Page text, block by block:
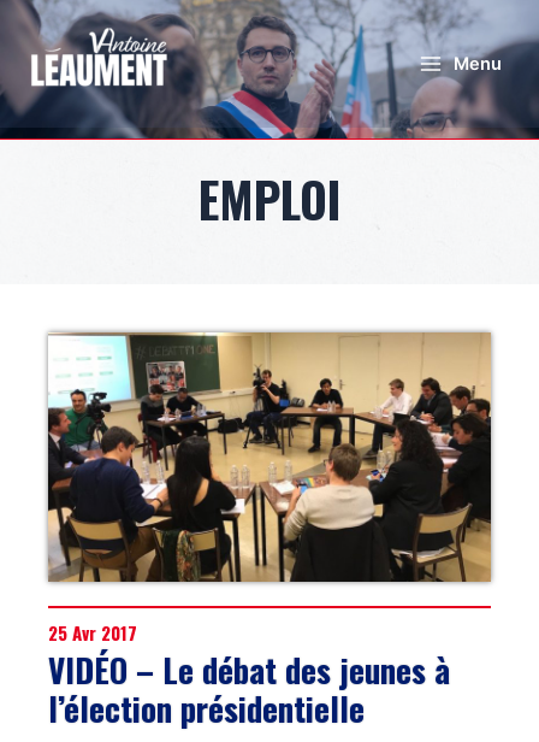
Menu
EMPLOI
25 Avr 2017
VIDÉO – Le débat des jeunes à
l’élection présidentielle